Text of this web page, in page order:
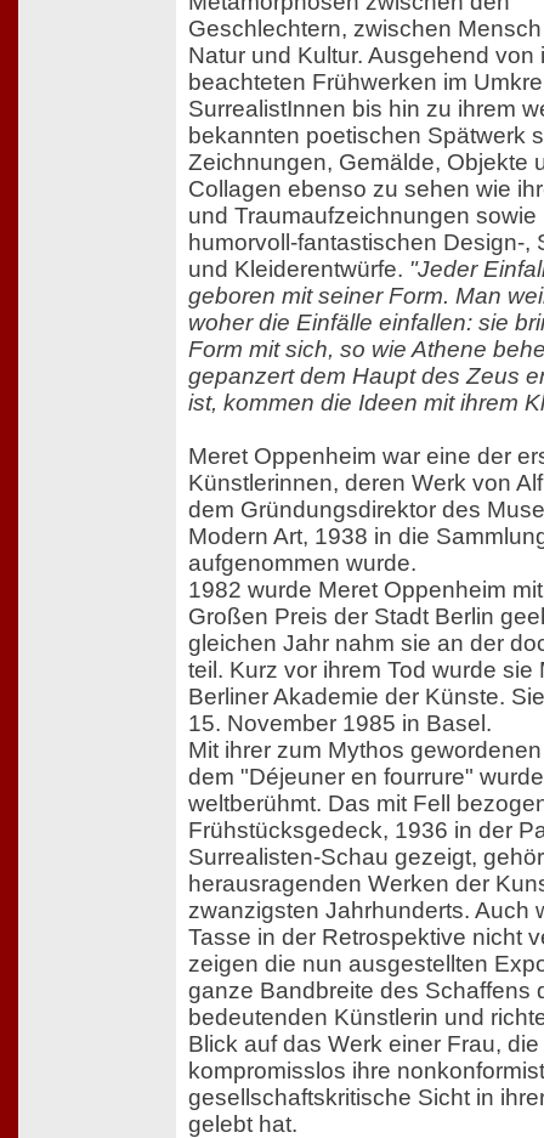
Geschlechtern, zwischen
Natur und Kultur. Ausgehend von
beachteten Frühwerken im
SurrealistInnen bis hin zu ihrem
bekannten poetischen Spätwerk
Zeichnungen, Gemälde, Objekte
Collagen ebenso zu sehen wie
und Traumaufzeichnungen sowie
humorvoll-fantastischen Design-,
und Kleiderentwürfe. "Jeder
geboren mit seiner Form. Man
woher die Einfälle einfallen: sie
Form mit sich, so wie Athene
gepanzert dem Haupt des Zeus
ist, kommen die Ideen mit ihrem
Meret Oppenheim war eine der
Künstlerinnen, deren Werk von
dem Gründungsdirektor des
Modern Art, 1938 in die
aufgenommen wurde.
1982 wurde Meret Oppenheim
Großen Preis der Stadt Berlin
gleichen Jahr nahm sie an der
teil. Kurz vor ihrem Tod wurde sie
Berliner Akademie der Künste.
15. November 1985 in Basel.
Mit ihrer zum Mythos
dem "Déjeuner en fourrure"
weltberühmt. Das mit Fell
Frühstücksgedeck, 1936 in der
Surrealisten-Schau gezeigt,
herausragenden Werken der
zwanzigsten Jahrhunderts. Auch
Tasse in der Retrospektive nicht
zeigen die nun ausgestellten
ganze Bandbreite des Schaffens
bedeutenden Künstlerin und
Blick auf das Werk einer Frau,
kompromisslos ihre
gesellschaftskritische Sicht in
gelebt hat.